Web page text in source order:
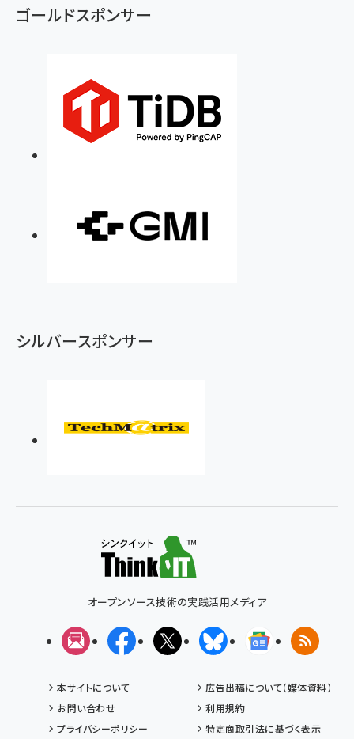
ゴールドスポンサー
シルバースポンサー
オープンソース技術の実践活用メディア
メルマガFacebookX(エックス)BlueskyGoogleニュ
RSS
本サイトについて
広告出稿について（媒体資料）
お問い合わせ
利用規約
プライバシーポリシー
特定商取引法に基づく表示